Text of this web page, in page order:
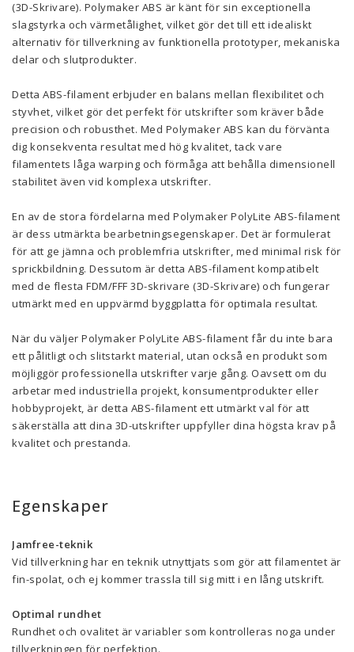
(3D-Skrivare). Polymaker ABS är känt för sin exceptionella
slagstyrka och värmetålighet, vilket gör det till ett idealiskt
alternativ för tillverkning av funktionella prototyper, mekaniska
delar och slutprodukter.
Detta ABS-filament erbjuder en balans mellan flexibilitet och
styvhet, vilket gör det perfekt för utskrifter som kräver både
precision och robusthet. Med Polymaker ABS kan du förvänta
dig konsekventa resultat med hög kvalitet, tack vare
filamentets låga warping och förmåga att behålla dimensionell
stabilitet även vid komplexa utskrifter.
En av de stora fördelarna med Polymaker PolyLite ABS-filament
är dess utmärkta bearbetningsegenskaper. Det är formulerat
för att ge jämna och problemfria utskrifter, med minimal risk för
sprickbildning. Dessutom är detta ABS-filament kompatibelt
med de flesta FDM/FFF 3D-skrivare (3D-Skrivare) och fungerar
utmärkt med en uppvärmd byggplatta för optimala resultat.
När du väljer Polymaker PolyLite ABS-filament får du inte bara
ett pålitligt och slitstarkt material, utan också en produkt som
möjliggör professionella utskrifter varje gång. Oavsett om du
arbetar med industriella projekt, konsumentprodukter eller
hobbyprojekt, är detta ABS-filament ett utmärkt val för att
säkerställa att dina 3D-utskrifter uppfyller dina högsta krav på
kvalitet och prestanda.
Egenskaper
Jamfree-teknik
Vid tillverkning har en teknik utnyttjats som gör att filamentet är
fin-spolat, och ej kommer trassla till sig mitt i en lång utskrift.
Optimal rundhet
Rundhet och ovalitet är variabler som kontrolleras noga under
tillverkningen för perfektion.